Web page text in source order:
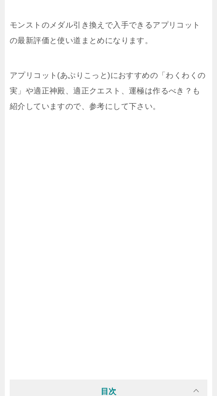
モンストのメダル引き換えで入手できるアプリコット
の最新評価と使い道まとめになります。
アプリコット(あぷりこっと)におすすめの「わくわくの
実」や適正神殿、適正クエスト、運極は作るべき？も
紹介していますので、参考にして下さい。
目次